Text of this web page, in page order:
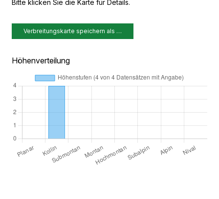
Bitte klicken Sie die Karte für Details.
Verbreitungskarte speichern als …
Höhenverteilung